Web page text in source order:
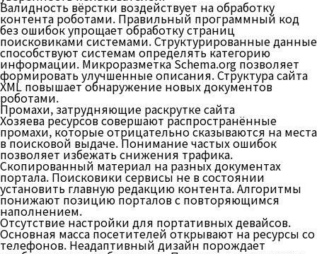
Валидность вёрстки воздействует на обработку
контента роботами. Правильный программный код
без ошибок упрощает обработку страниц
поисковиками системами. Структурированные данные
способствуют системам определять категорию
информации. Микроразметка Schema.org позволяет
формировать улучшенные описания. Структура сайта
XML повышает обнаружение новых документов
роботами.
Промахи, затрудняющие раскрутке сайта
Хозяева ресурсов совершают распространённые
промахи, которые отрицательно сказываются на места
в поисковой выдаче. Понимание частых ошибок
позволяет избежать снижения трафика.
Скопированный материал на разных документах
портала. Поисковики сервисы не в состоянии
установить главную редакцию контента. Алгоритмы
понижают позицию порталов с повторяющимся
наполнением.
Отсутствие настройки для портативных девайсов.
Основная масса посетителей открывают на ресурсы со
телефонов. Неадаптивный дизайн порождает